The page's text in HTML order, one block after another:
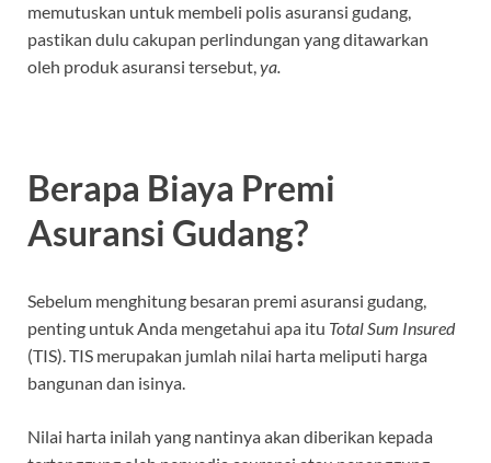
memutuskan untuk membeli polis asuransi gudang,
pastikan dulu cakupan perlindungan yang ditawarkan
oleh produk asuransi tersebut,ya.
Berapa Biaya Premi
Asuransi Gudang?
Sebelum menghitung besaran premi asuransi gudang,
penting untuk Anda mengetahui apa itu Total Sum Insured
(TIS). TIS merupakan jumlah nilai harta meliputi harga
bangunan dan isinya.
Nilai harta inilah yang nantinya akan diberikan kepada